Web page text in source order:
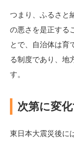
つまり、ふるさと
の悪さを是正する
とで、自治体は育
る制度であり、地
す。
次第に変
東日本大震災後に